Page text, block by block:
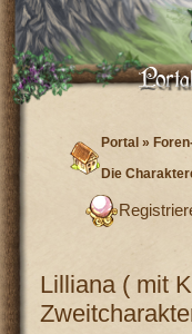
Portal »
Die
Lilliana ( mit